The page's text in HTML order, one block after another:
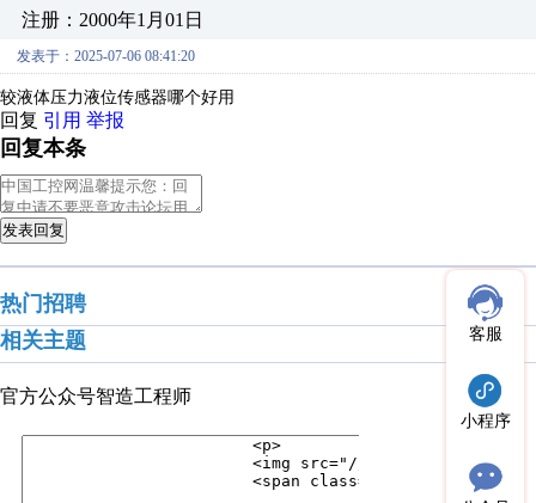
注册：2000年1月01日
发表于：2025-07-06 08:41:20
较液体压力液位传感器哪个好用
回复 引用 举报
回复本条
发表回复
热门招聘
相关主题
官方公众号智造工程师
客服
小程序